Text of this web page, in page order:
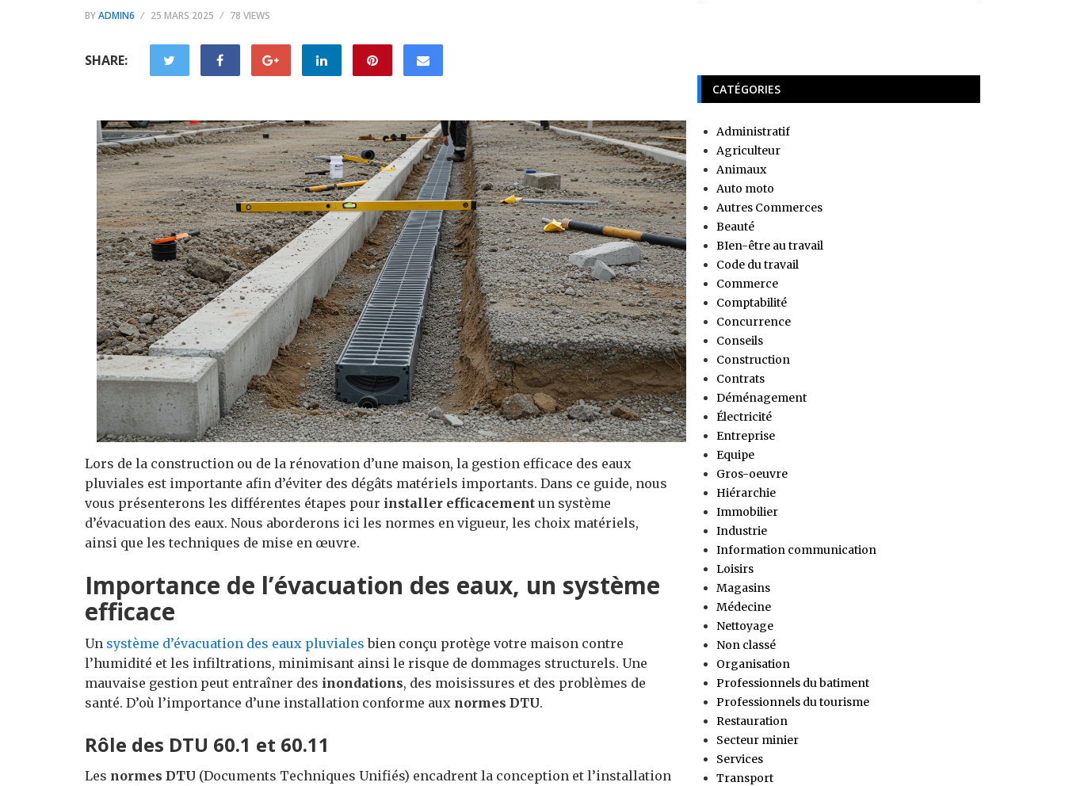
BYADMIN6 25 MARS 2025 78 VIEWS
SHARE:
Lors de la construction ou de la rénovation d’une maison, la gestion efficace des eaux
pluviales est importante afin d’éviter des dégâts matériels importants. Dans ce guide, nous
vous présenterons les différentes étapes pour installer efficacement un système
d’évacuation des eaux. Nous aborderons ici les normes en vigueur, les choix matériels,
ainsi que les techniques de mise en œuvre.
Importance de l’évacuation des eaux, un système
efficace
Un système d’évacuation des eaux pluviales bien conçu protège votre maison contre
l’humidité et les infiltrations, minimisant ainsi le risque de dommages structurels. Une
mauvaise gestion peut entraîner des inondations, des moisissures et des problèmes de
santé. D’où l’importance d’une installation conforme aux normes DTU.
Rôle des DTU 60.1 et 60.11
Les normes DTU (Documents Techniques Unifiés) encadrent la conception et l’installation
CATÉGORIES
Administratif
Agriculteur
Animaux
Auto moto
Autres Commerces
Beauté
BIen-être au travail
Code du travail
Commerce
Comptabilité
Concurrence
Conseils
Construction
Contrats
Déménagement
Électricité
Entreprise
Equipe
Gros-oeuvre
Hiérarchie
Immobilier
Industrie
Information communication
Loisirs
Magasins
Médecine
Nettoyage
Non classé
Organisation
Professionnels du batiment
Professionnels du tourisme
Restauration
Secteur minier
Services
Transport